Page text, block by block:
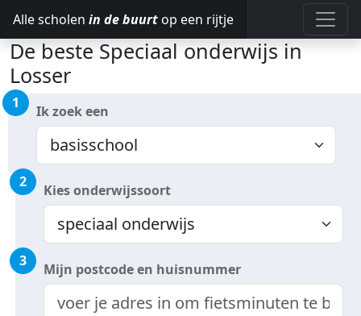
Alle scholen in de buurt op een rijtje
De beste Speciaal onderwijs in
Losser
1 Ik zoek een
2 Kies onderwijssoort
3 Mijn postcode en huisnummer